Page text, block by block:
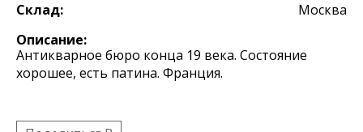
Склад:
Москва
Описание:
Антикварное бюро конца 19 века. Состояние
хорошее, есть патина. Франция.